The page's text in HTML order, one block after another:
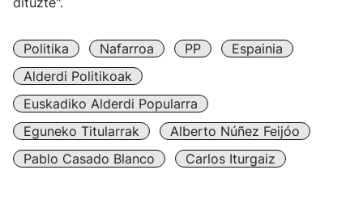
Politika Nafarroa PP
Espainia
Alderdi Politikoak
Euskadiko Alderdi Popularra
Eguneko Titularrak
Alberto Núñez Feijóo
Pablo Casado Blanco
Carlos Iturgaiz